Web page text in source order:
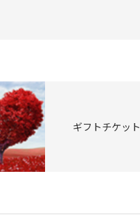
ギフトチケット